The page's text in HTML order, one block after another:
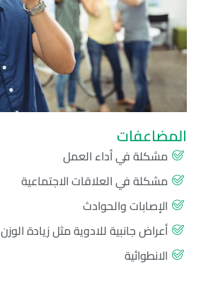
المضاعفات
مشكلة في أداء العمل
مشكلة في العلاقات الاجتماعية
الإصابات والحوادث
أعراض جانبية للادوية مثل زيادة الوزن
الانطوائية